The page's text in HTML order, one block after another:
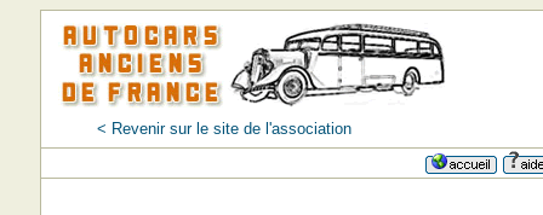
< Revenir sur le site de l'association